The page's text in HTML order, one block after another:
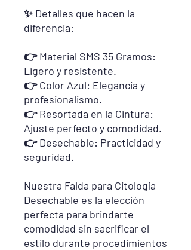
✨ Detalles que hacen la
diferencia:
👉 Material SMS 35 Gramos:
Ligero y resistente.
👉 Color Azul: Elegancia y
profesionalismo.
👉 Resortada en la Cintura:
Ajuste perfecto y comodidad.
👉 Desechable: Practicidad y
seguridad.
Nuestra Falda para Citología
Desechable es la elección
perfecta para brindarte
comodidad sin sacrificar el
estilo durante procedimientos